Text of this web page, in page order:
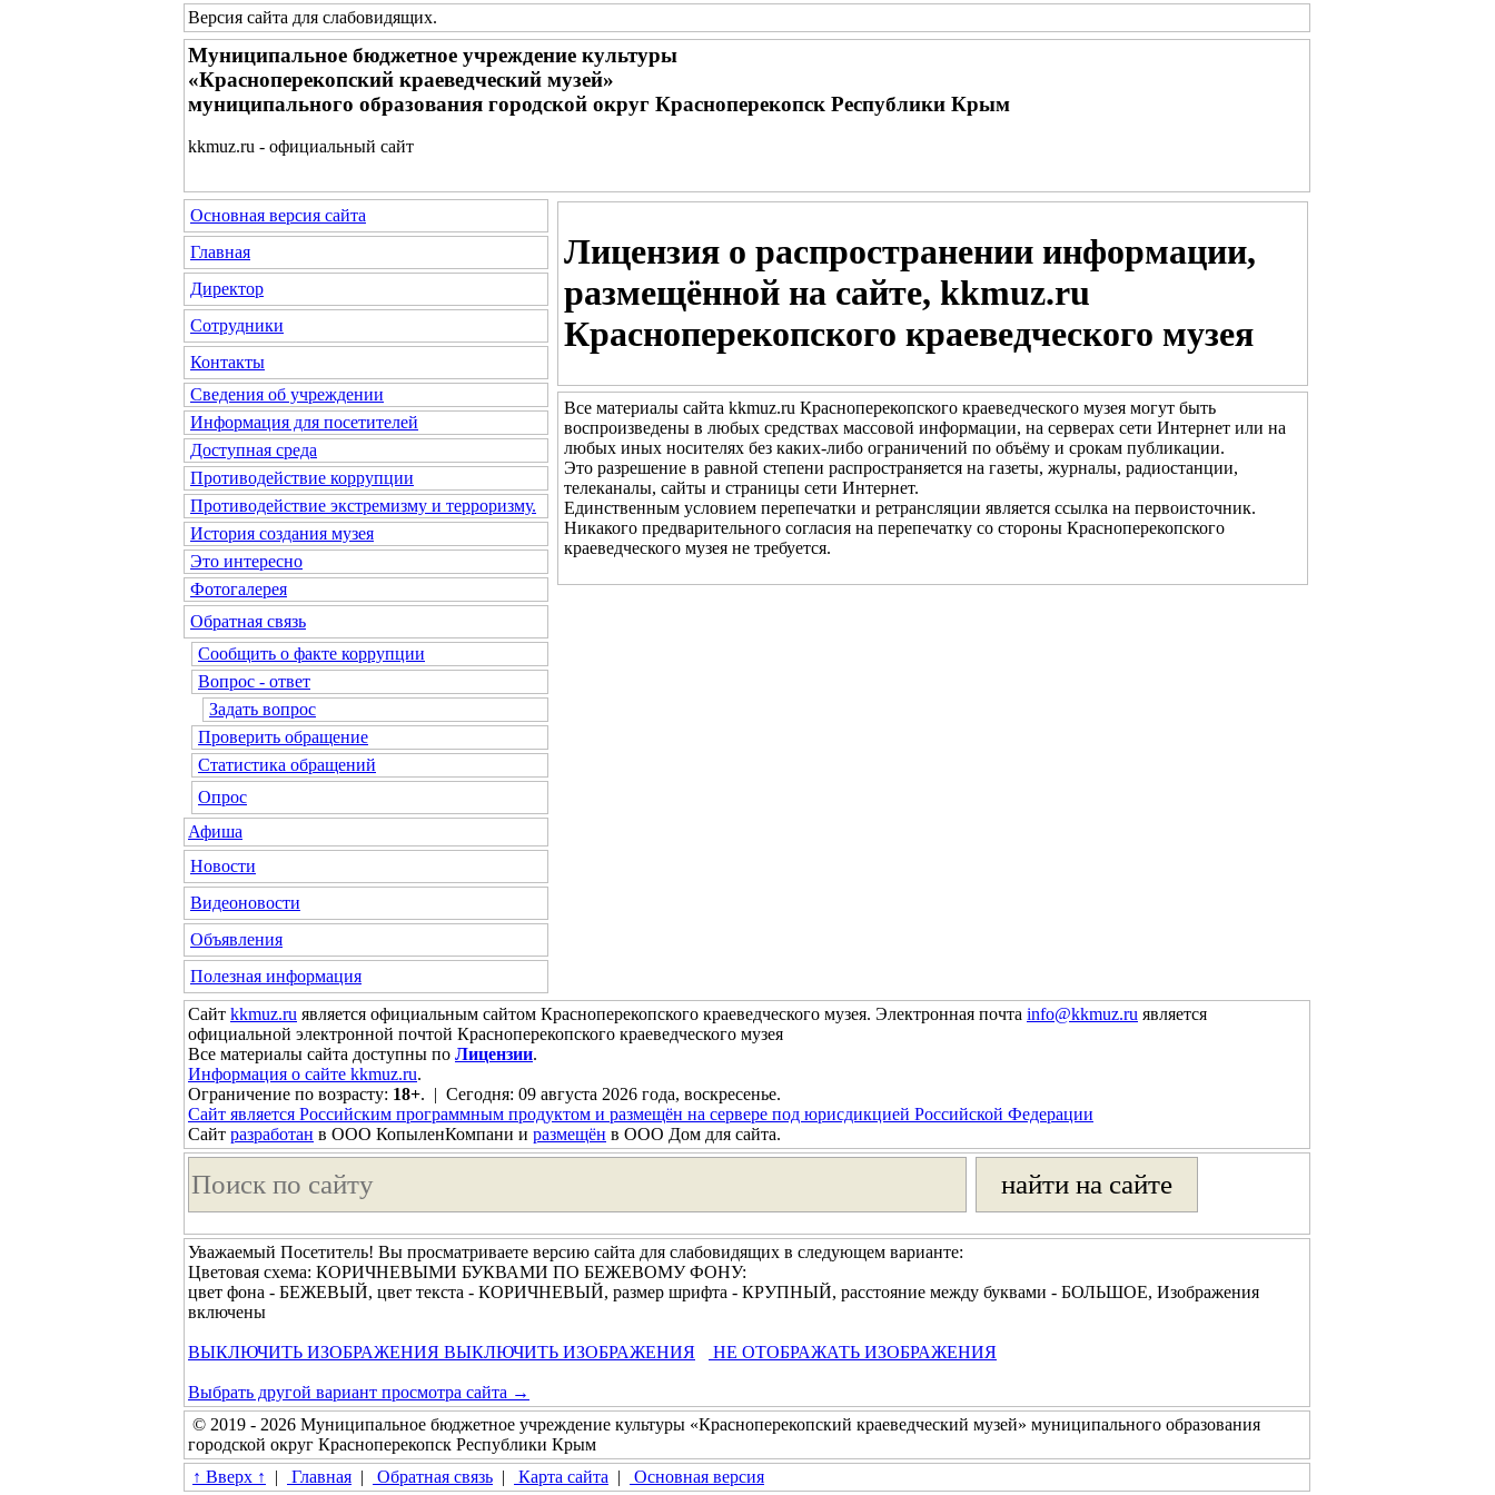
Версия сайта для слабовидящих.
Муниципальное бюджетное учреждение культуры
«Красноперекопский краеведческий музей»
муниципального образования городской округ Красноперекопск Республики Крым
kkmuz.ru - официальный сайт
Основная версия сайта
Главная
Директор
Сотрудники
Контакты
Сведения об учреждении
Информация для посетителей
Доступная среда
Противодействие коррупции
Противодействие экстремизму и терроризму.
История создания музея
Это интересно
Фотогалерея
Обратная связь
Сообщить о факте коррупции
Вопрос - ответ
Задать вопрос
Проверить обращение
Статистика обращений
Опрос
Афиша
Новости
Видеоновости
Объявления
Полезная информация
Лицензия о распространении информации,
размещённой на сайте, kkmuz.ru
Красноперекопского краеведческого музея
Все материалы сайта kkmuz.ru Красноперекопского краеведческого музея могут быть
воспроизведены в любых средствах массовой информации, на серверах сети Интернет или на
любых иных носителях без каких-либо ограничений по объёму и срокам публикации.
Это разрешение в равной степени распространяется на газеты, журналы, радиостанции,
телеканалы, сайты и страницы сети Интернет.
Единственным условием перепечатки и ретрансляции является ссылка на первоисточник.
Никакого предварительного согласия на перепечатку со стороны Красноперекопского
краеведческого музея не требуется.
Сайт kkmuz.ru является официальным сайтом Красноперекопского краеведческого музея. Электронная почта info@kkmuz.ru является
официальной электронной почтой Красноперекопского краеведческого музея
Все материалы сайта доступны по Лицензии.
Информация о сайте kkmuz.ru.
Ограничение по возрасту: 18+. | Сегодня: 09 августа 2026 года, воскресенье.
Сайт является Российским программным продуктом и размещён на сервере под юрисдикцией Российской Федерации
Сайт разработан в ООО КопыленКомпани и размещён в ООО Дом для сайта.
Уважаемый Посетитель! Вы просматриваете версию сайта для слабовидящих в следующем варианте:
Цветовая схема: КОРИЧНЕВЫМИ БУКВАМИ ПО БЕЖЕВОМУ ФОНУ:
цвет фона - БЕЖЕВЫЙ, цвет текста - КОРИЧНЕВЫЙ, размер шрифта - КРУПНЫЙ, расстояние между буквами - БОЛЬШОЕ, Изображения
включены
ВЫКЛЮЧИТЬ ИЗОБРАЖЕНИЯ ВЫКЛЮЧИТЬ ИЗОБРАЖЕНИЯ НЕ ОТОБРАЖАТЬ ИЗОБРАЖЕНИЯ
Выбрать другой вариант просмотра сайта →
© 2019 - 2026 Муниципальное бюджетное учреждение культуры «Красноперекопский краеведческий музей» муниципального образования
городской округ Красноперекопск Республики Крым
↑ Вверх ↑
| Главная | Обратная связь | Карта сайта | Основная версия